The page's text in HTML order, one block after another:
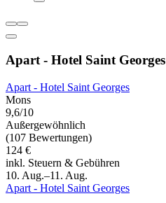
Apart - Hotel Saint Georges
Apart - Hotel Saint Georges
Mons
9,6/10
Außergewöhnlich
(107 Bewertungen)
124 €
inkl. Steuern & Gebühren
10. Aug.–11. Aug.
Apart - Hotel Saint Georges